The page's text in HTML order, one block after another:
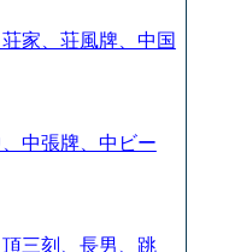
家、荘風牌、中国
中張牌、中ビー
三刻、長男、跳